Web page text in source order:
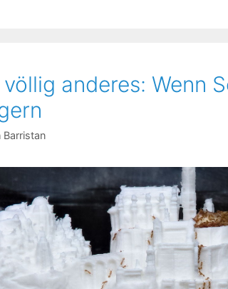
anderes: Wenn
Barristan